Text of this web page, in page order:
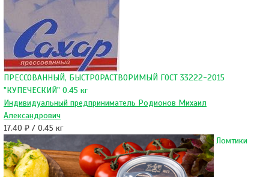
ПРЕCСОВАННЫЙ, БЫСТРОРАСТВОРИМЫЙ ГОСТ 33222-2015
"КУПЕЧЕСКИЙ" 0.45 кг
Индивидуальный предприниматель Родионов Михаил
Александрович
17.40 ₽ / 0.45 кг
Ломтики